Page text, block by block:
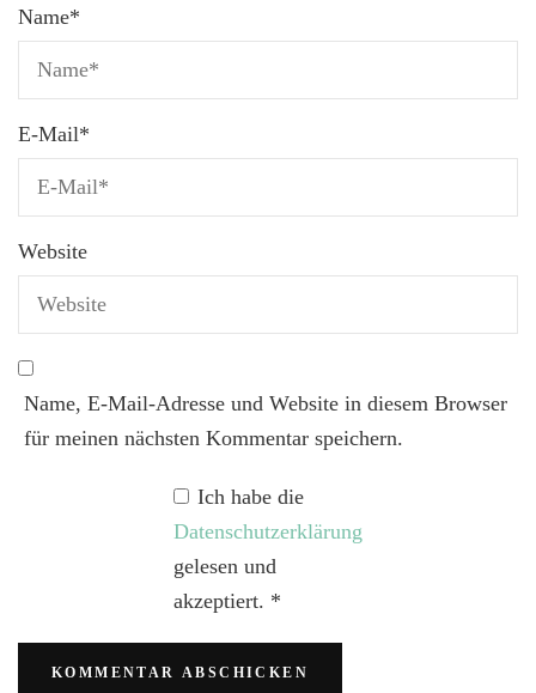
Name*
E-Mail*
Website
Name, E-Mail-Adresse und Website in diesem Browser
für meinen nächsten Kommentar speichern.
Ich habe die
Datenschutzerklärung
gelesen und
akzeptiert. *